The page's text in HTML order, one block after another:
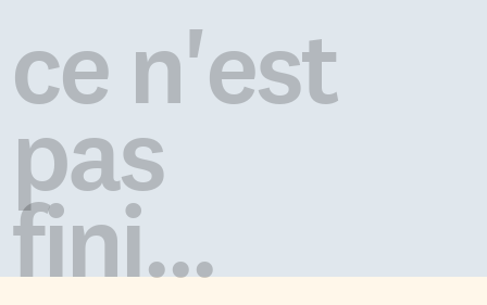
ce n'est
pas
fini...